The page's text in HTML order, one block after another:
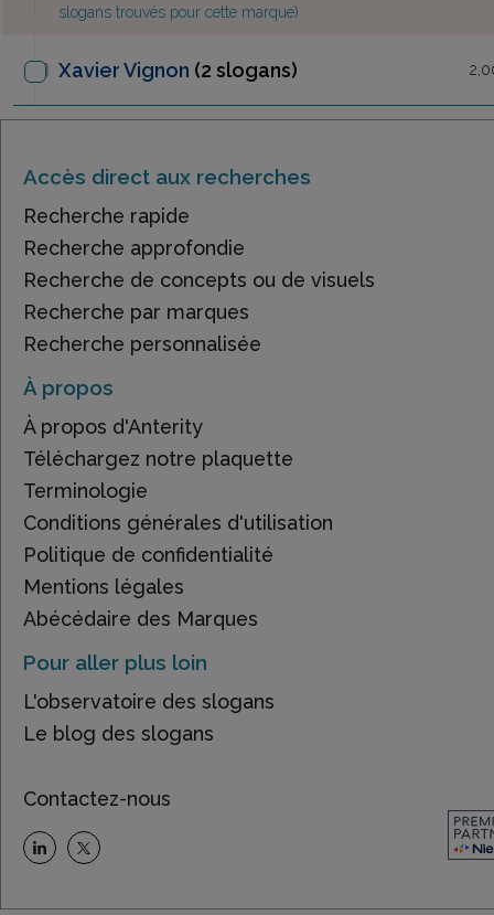
slogans trouvés pour cette marque)
Xavier Vignon (2 slogans)
Accès direct aux recherches
Recherche rapide
Recherche approfondie
Recherche de concepts ou de visuels
Recherche par marques
Recherche personnalisée
À propos
À propos d'Anterity
Téléchargez notre plaquette
Terminologie
Conditions générales d'utilisation
Politique de confidentialité
Mentions légales
Abécédaire des Marques
Pour aller plus loin
L'observatoire des slogans
Le blog des slogans
Contactez-nous